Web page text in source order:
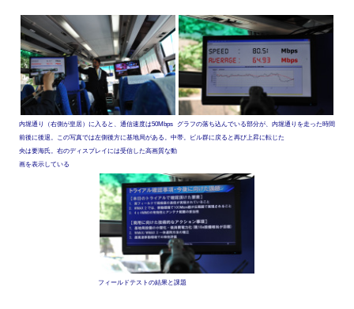
内堀通り（右側が皇居）に入ると、通信速度は50Mbps
前後に後退。この写真では左側後方に基地局がある。中
央は要海氏。右のディスプレイには受信した高画質な動
画を表示している
グラフの落ち込んでいる部分が、内堀通りを走った時間
帯。ビル群に戻ると再び上昇に転じた
フィールドテストの結果と課題